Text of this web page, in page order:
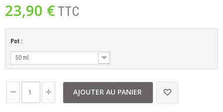
23,90 € TTC
Pot :
50 ml
AJOUTER AU PANIER